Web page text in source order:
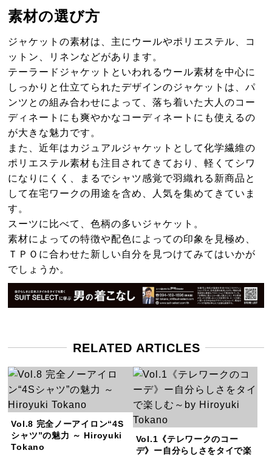
素材の選び方
ジャケットの素材は、主にウールやポリエステル、コ
ットン、リネンなどがあります。
テーラードジャケットといわれるウール素材を中心に
しっかりと仕立てられたデザインのジャケットは、パ
ンツとの組み合わせによって、落ち着いた大人のコー
ディネートにも爽やかなコーディネートにも使えるの
が大きな魅力です。
また、近年はカジュアルジャケットとして化学繊維の
ポリエステル素材も注目されてきており、軽くてシワ
になりにくく、まるでシャツ感覚で羽織れる新商品と
して在宅ワークの用途を含め、人気を集めてきていま
す。
スーツに比べて、色柄の多いジャケット。
素材によっての特徴や配色によっての印象を見極め、
ＴＰＯに合わせた新しい自分を見つけてみてはいかが
でしょうか。
RELATED ARTICLES
Vol.8 完全ノーアイロン“4S
シャツ”の魅力 ～ Hiroyuki
Tokano
Vol.1《テレワークのコー
デ》ー自分らしさをタイで楽